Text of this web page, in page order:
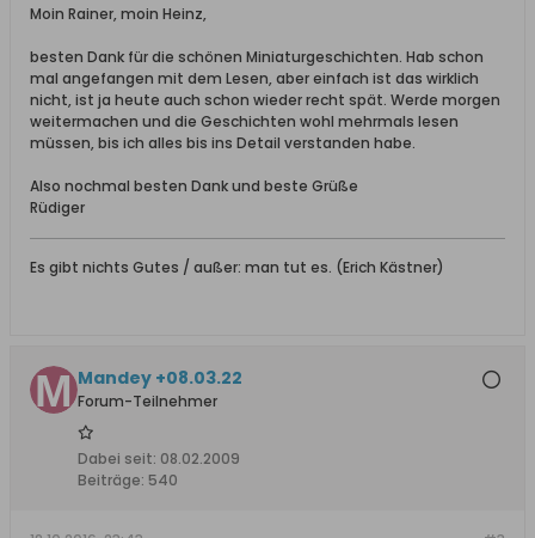
Moin Rainer, moin Heinz,
besten Dank für die schönen Miniaturgeschichten. Hab schon
mal angefangen mit dem Lesen, aber einfach ist das wirklich
nicht, ist ja heute auch schon wieder recht spät. Werde morgen
weitermachen und die Geschichten wohl mehrmals lesen
müssen, bis ich alles bis ins Detail verstanden habe.
Also nochmal besten Dank und beste Grüße
Rüdiger
Es gibt nichts Gutes / außer: man tut es. (Erich Kästner)
Mandey +08.03.22
Forum-Teilnehmer
Dabei seit: 08.02.2009
Beiträge: 540